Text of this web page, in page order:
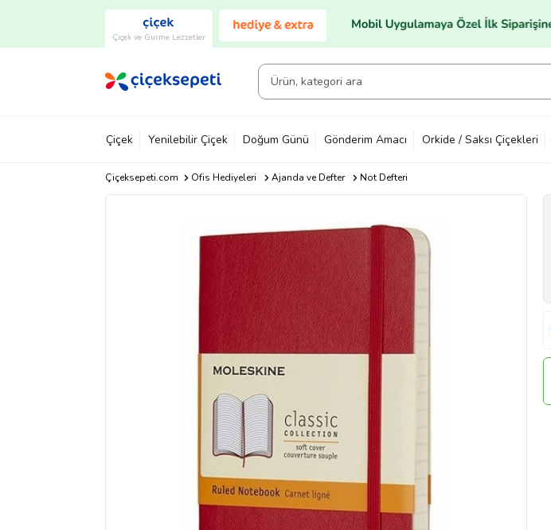
Çiçek ve Gurme Lezzetler
Çiçek Yenilebilir Çiçek Doğum Günü Gönderim Amacı Orkide / Saksı Çiçekleri
Çiçeksepeti.com Ofis Hediyeleri Ajanda ve Defter Not Defteri